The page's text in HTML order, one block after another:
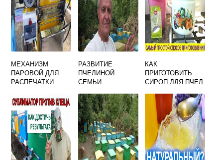
МЕХАНИЗМ
ПАРОВОЙ ДЛЯ
РАСПЕЧАТКИ
РАЗВИТИЕ
ПЧЕЛИНОЙ
СЕМЬИ
КАК
ПРИГОТОВИТЬ
СИРОП ДЛЯ ПЧЕЛ
КИСЛОТОЙ